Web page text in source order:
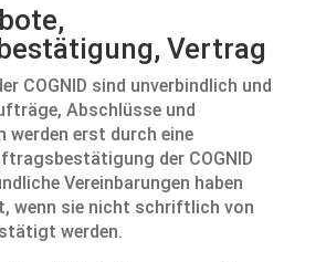
Vertrag
COGNID sind unverbindlich und
Abschlüsse und
werden erst durch eine
der COGNID
Vereinbarungen haben
wenn sie nicht schriftlich von
werden.